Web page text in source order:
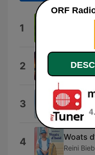
1 Da bin
2 Musik
3 Der
4 Woats
Reini